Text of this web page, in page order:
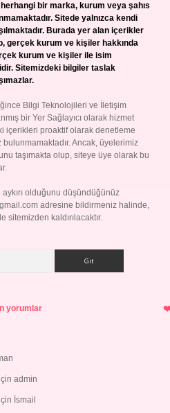
bir marka, kurum veya şahıs
Sitede yalnızca kendi
Burada yer alan içerikler
gerçek kurum ve kişiler hakkında
kurum ve kişiler ile isim
Sitemizdeki bilgiler taslak
Bilgi Teknolojileri ve İletişim
bir Yer Sağlayıcı olarak hizmet
içerikleri proaktif olarak denetleme
Ancak, üyelerimiz
taşımakta olup, siteye üye olarak bu
olduğunu düşündüğünüz
adresine bildirmeniz halinde,
kaldırılacaktır.
yorumlar
admin
İsmail